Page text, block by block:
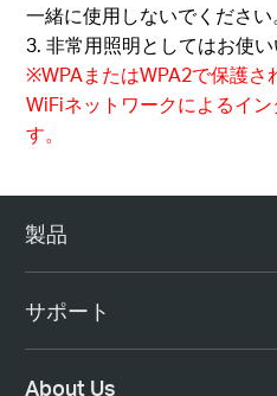
一緒に使用しないでください
3. 非常用照明としてはお使い
※WPAまたはWPA2で保護さ
WiFiネットワークによるイ
す。
製品
サポート
About Us